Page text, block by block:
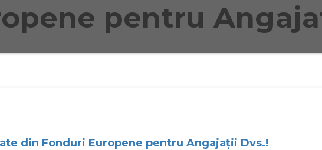
pentru
din Fonduri Europene pentru Angajații Dvs.!